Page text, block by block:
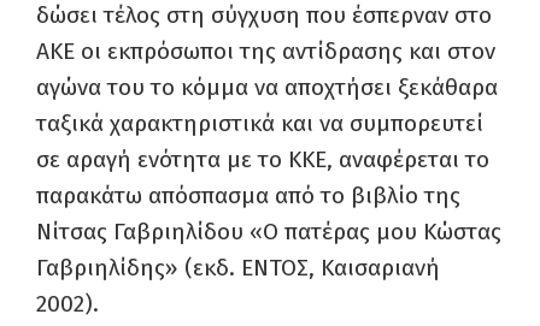
δώσει τέλος στη σύγχυση που έσπερναν στο
ΑΚΕ οι εκπρόσωποι της αντίδρασης και στον
αγώνα του το κόμμα να αποχτήσει ξεκάθαρα
ταξικά χαρακτηριστικά και να συμπορευτεί
σε αραγή ενότητα με το ΚΚΕ, αναφέρεται το
παρακάτω απόσπασμα από το βιβλίο της
Νίτσας Γαβριηλίδου «Ο πατέρας μου Κώστας
Γαβριηλίδης» (εκδ. ΕΝΤΟΣ, Καισαριανή
2002).